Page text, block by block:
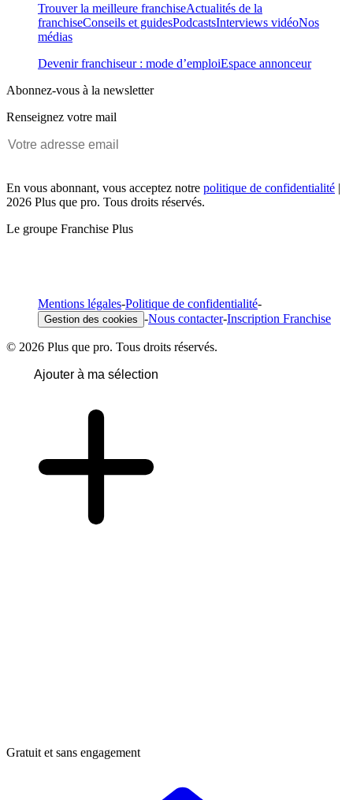
Trouver la meilleure franchiseActualités de la
franchiseConseils et guidesPodcastsInterviews vidéoNos
médias
Devenir franchiseur : mode d’emploiEspace annonceur
Abonnez-vous à la newsletter
Renseignez votre mail
En vous abonnant, vous acceptez notre politique de confidentialité |
2026 Plus que pro. Tous droits réservés.
Le groupe Franchise Plus
Mentions légales-Politique de confidentialité-
Gestion des cookies -Nous contacter-Inscription Franchise
© 2026 Plus que pro. Tous droits réservés.
Ajouter à ma sélection
Gratuit et sans engagement